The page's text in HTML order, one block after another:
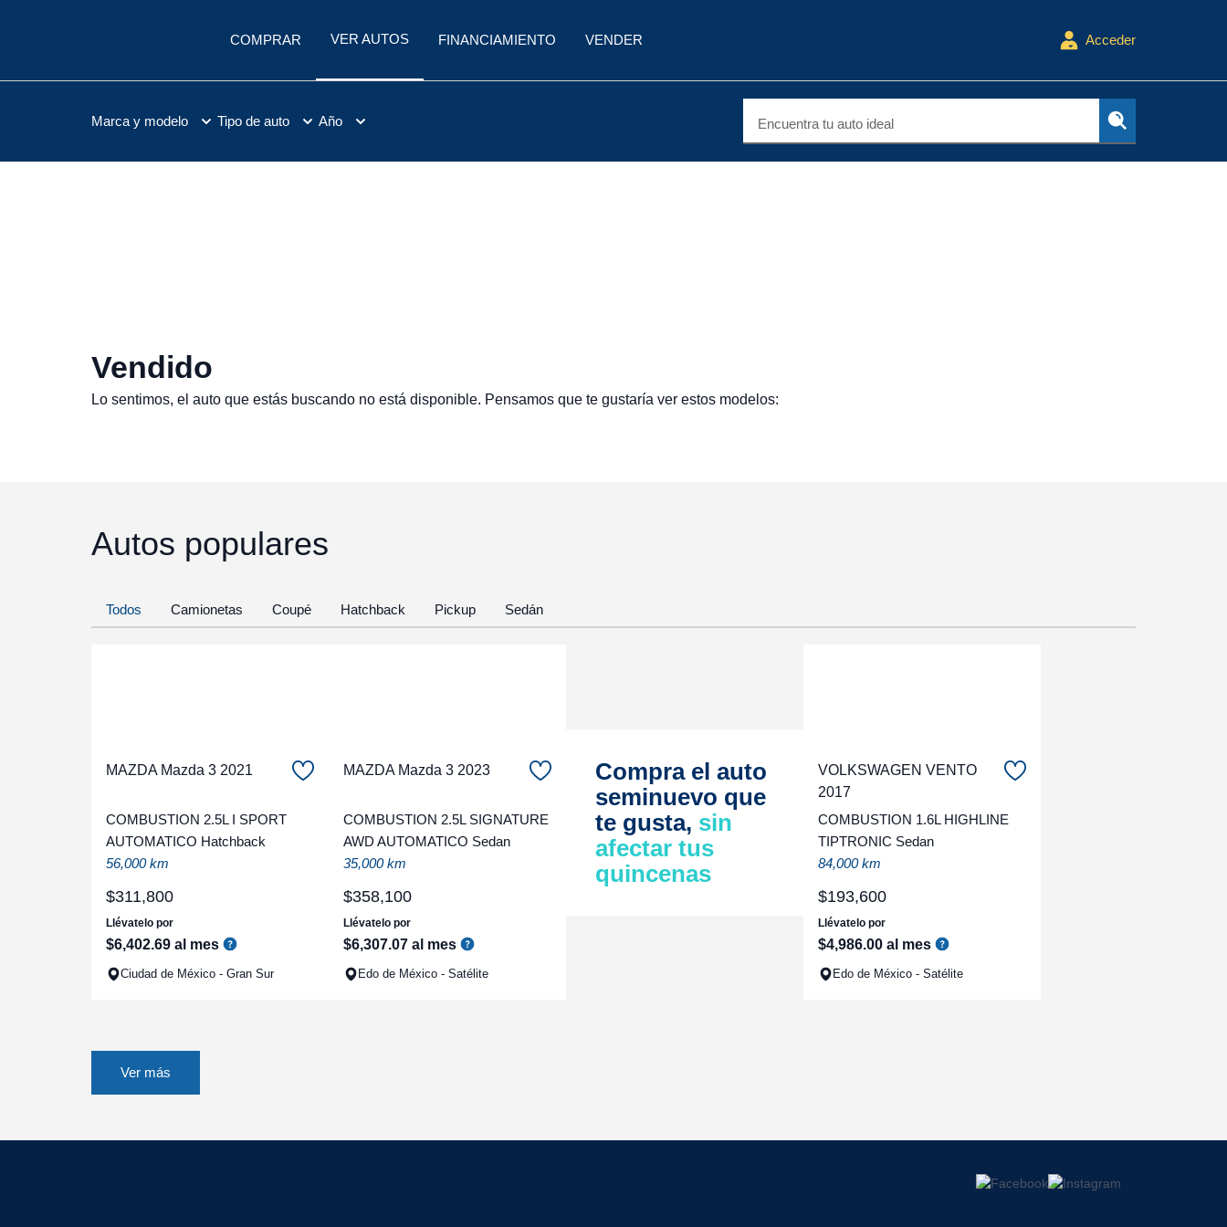
COMPRAR VER AUTOS FINANCIAMIENTO VENDER Acceder
Marca y modelo Tipo de auto Año Encuentra tu auto ideal
Vendido
Lo sentimos, el auto que estás buscando no está disponible. Pensamos que te gustaría ver estos modelos:
Autos populares
Todos Camionetas Coupé Hatchback Pickup Sedán
MAZDA Mazda 3 2021
COMBUSTION 2.5L I SPORT
AUTOMATICO Hatchback
56,000 km
$311,800
Llévatelo por
$6,402.69 al mes
Ciudad de México - Gran Sur
MAZDA Mazda 3 2023
COMBUSTION 2.5L SIGNATURE
AWD AUTOMATICO Sedan
35,000 km
$358,100
Llévatelo por
$6,307.07 al mes
Edo de México - Satélite
Compra el auto
seminuevo que
te gusta, sin
afectar tus
quincenas
VOLKSWAGEN VENTO
2017
COMBUSTION 1.6L HIGHLINE
TIPTRONIC Sedan
84,000 km
$193,600
Llévatelo por
$4,986.00 al mes
Edo de México - Satélite
Ver más